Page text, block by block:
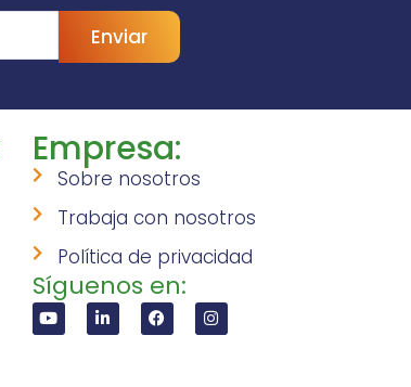
Enviar
Empresa:
Sobre nosotros
Trabaja con nosotros
Política de privacidad
Síguenos en: